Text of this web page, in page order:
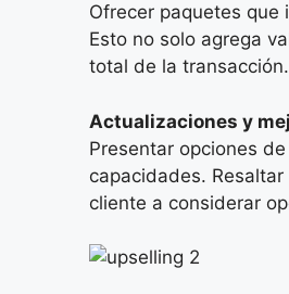
Ofrecer paquetes que
Esto no solo agrega
total de la transacción.
Actualizaciones y
Presentar opciones
capacidades.
cliente a considerar